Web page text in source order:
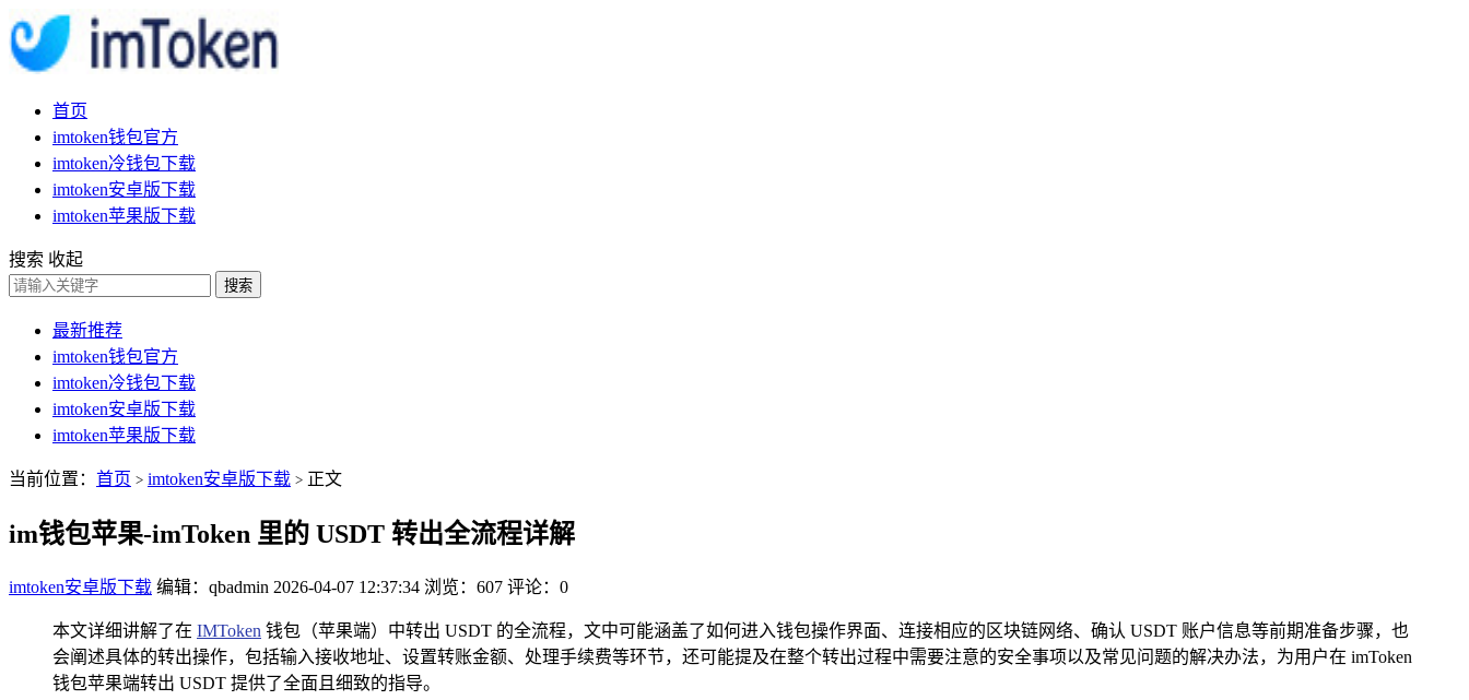
首页
imtoken钱包官方
imtoken冷钱包下载
imtoken安卓版下载
imtoken苹果版下载
搜索 收起
搜索
最新推荐
imtoken钱包官方
imtoken冷钱包下载
imtoken安卓版下载
imtoken苹果版下载
当前位置： 首页 > imtoken安卓版下载 > 正文
im钱包苹果-imToken 里的 USDT 转出全流程详解
imtoken安卓版下载 编辑：qbadmin 2026-04-07 12:37:34 浏览：607 评论：0
本文详细讲解了在 IMToken 钱包（苹果端）中转出 USDT 的全流程，文中可能涵盖了如何进入钱包操作界面、连接相应的区块链网络、确认 USDT 账户信息等前期准备步骤，也
会阐述具体的转出操作，包括输入接收地址、设置转账金额、处理手续费等环节，还可能提及在整个转出过程中需要注意的安全事项以及常见问题的解决办法，为用户在 imToken
钱包苹果端转出 USDT 提供了全面且细致的指导。